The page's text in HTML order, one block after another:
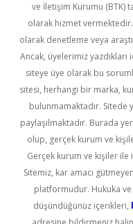
ve İletişim Kurumu (BTK)
olarak hizmet
olarak denetleme veya
Ancak, üyelerimiz
siteye üye olarak bu
sitesi, herhangi bir marka,
bulunmamaktadır. Sitede
paylaşılmaktadır. Burada
olup, gerçek kurum ve
Gerçek kurum ve kişiler
Sitemiz, kar amacı
platformudur. Hukuka ve
düşündüğünüz içerikleri,